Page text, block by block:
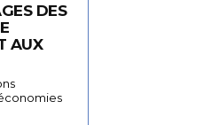
DES
AUX